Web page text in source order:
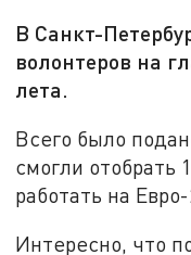
В Санкт-
волонтеров на
лета.
Всего было
смогли отобрать
работать на
Интересно, что